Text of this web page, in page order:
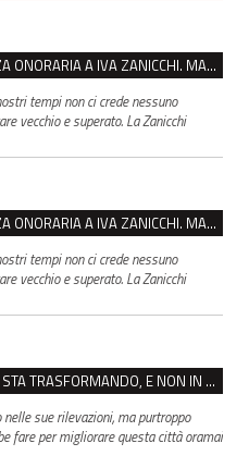
VENTASSO, SÌ ALLA CITTADINANZA ONORARIA A IVA ZANICCHI. MA BARGIACCHI: “È DI PESSIMO GUSTO”
tempi non ci crede nessuno
vecchio e superato. La Zanicchi
VENTASSO, SÌ ALLA CITTADINANZA ONORARIA A IVA ZANICCHI. MA BARGIACCHI: “È DI PESSIMO GUSTO”
tempi non ci crede nessuno
vecchio e superato. La Zanicchi
IL CENTRO STORICO DI REGGIO SI STA TRASFORMANDO, E NON IN MEGLIO
sue rilevazioni, ma purtroppo
fare per migliorare questa città oramai